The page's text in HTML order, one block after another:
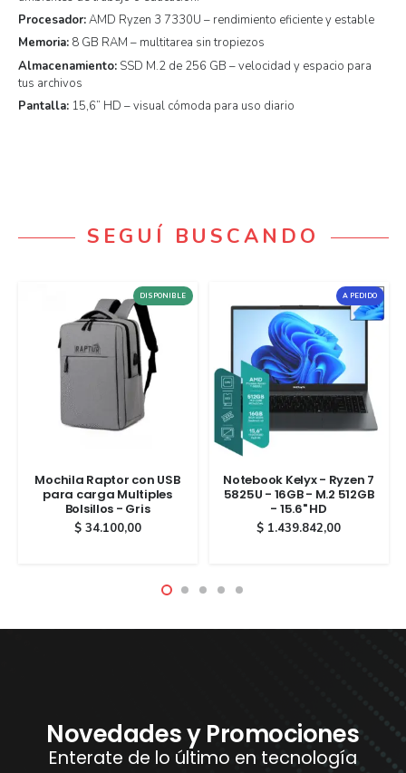
Procesador:AMD Ryzen 3 7330U – rendimiento eficiente y estable
Memoria:8 GB RAM – multitarea sin tropiezos
Almacenamiento:SSD M.2 de 256 GB – velocidad y espacio para
tus archivos
Pantalla:15,6” HD – visual cómoda para uso diario
SEGUÍ BUSCANDO
DISPONIBLE
Mochila Raptor con USB
para carga Multiples
Bolsillos - Gris
$34.100,00
A PEDIDO
Notebook Kelyx - Ryzen 7
5825U - 16GB - M.2 512GB
- 15.6" HD
$ 1.439.842,00
Novedades y Promociones
Enterate de lo último en tecnología